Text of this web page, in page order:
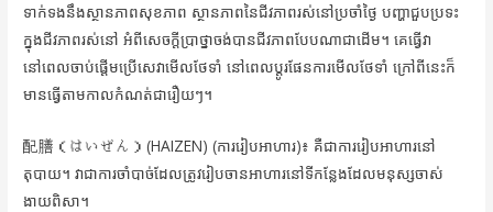
ទាក់ទងនឹងស្ថានភាពសុខភាព ស្ថានភាពនៃជីវភាពរស់នៅប្រចាំថ្ងៃ បញ្ហាជួបប្រទះ
ក្នុងជីវភាពរស់នៅ អំពីសេចក្ដីប្រាថ្នាចង់បានជីវភាពបែបណាជាដើម។ គេធ្វើវា
នៅពេលចាប់ផ្ដើមប្រើសេវាមើលថែទាំ នៅពេលប្ដូរផែនការមើលថែទាំ ក្រៅពីនេះក៏
មានធ្វើតាមកាលកំណត់ជារឿយៗ។
配膳（はいぜん）(HAIZEN) (ការរៀបអាហារ)៖ គឺជាការរៀបអាហារនៅ
តុបាយ។ វាជាការចាំបាច់ដែលត្រូវរៀបចានអាហារនៅទីកន្លែងដែលមនុស្សចាស់
ងាយពិសា។